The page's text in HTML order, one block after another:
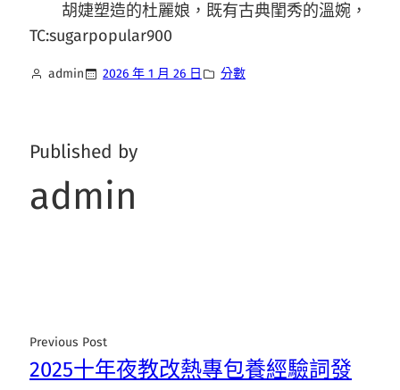
胡婕塑造的杜麗娘，既有古典閨秀的溫婉，
TC:sugarpopular900
admin 2026 年 1 月 26 日 分數
Published by
admin
Previous Post
2025十年夜教改熱專包養經驗詞發